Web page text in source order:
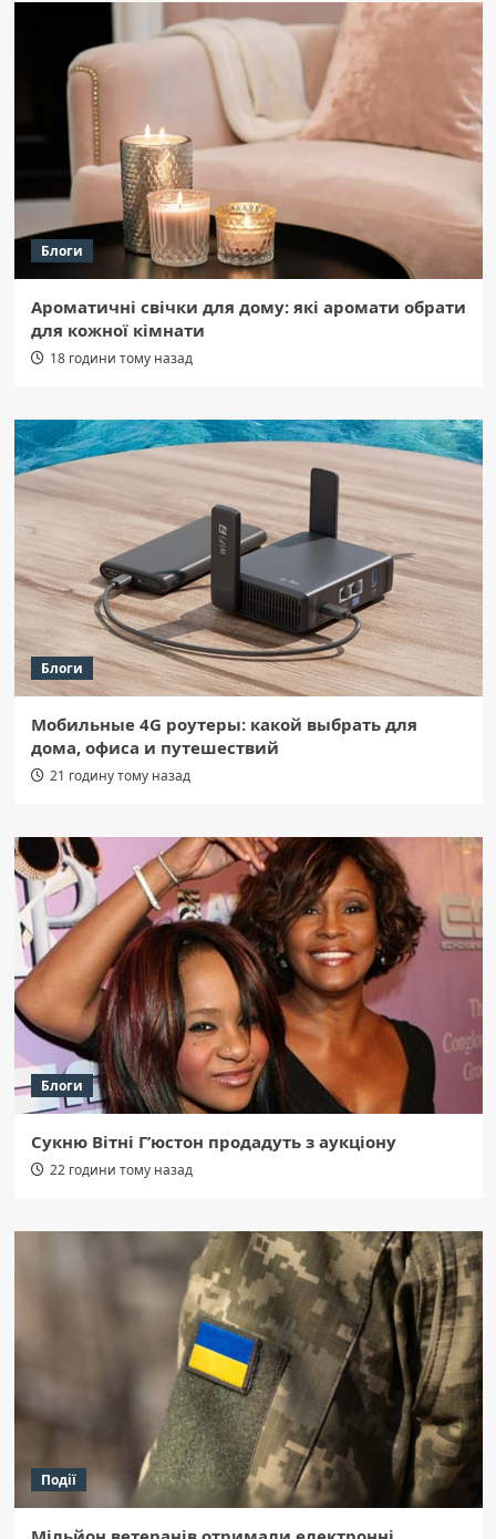
Блоги
Ароматичні свічки для дому: які аромати обрати
для кожної кімнати
18 години тому назад
Блоги
Мобильные 4G роутеры: какой выбрать для
дома, офиса и путешествий
21 годину тому назад
Блоги
Сукню Вітні Г’юстон продадуть з аукціону
22 години тому назад
Події